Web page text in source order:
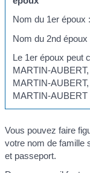
Nom du 1erépoux
Nom du 2ndépoux
Le 1erépoux peut
MARTIN-
MARTIN-
MARTIN-AUBERT
Vous pouvez faire
votre nom de famille
et passeport.